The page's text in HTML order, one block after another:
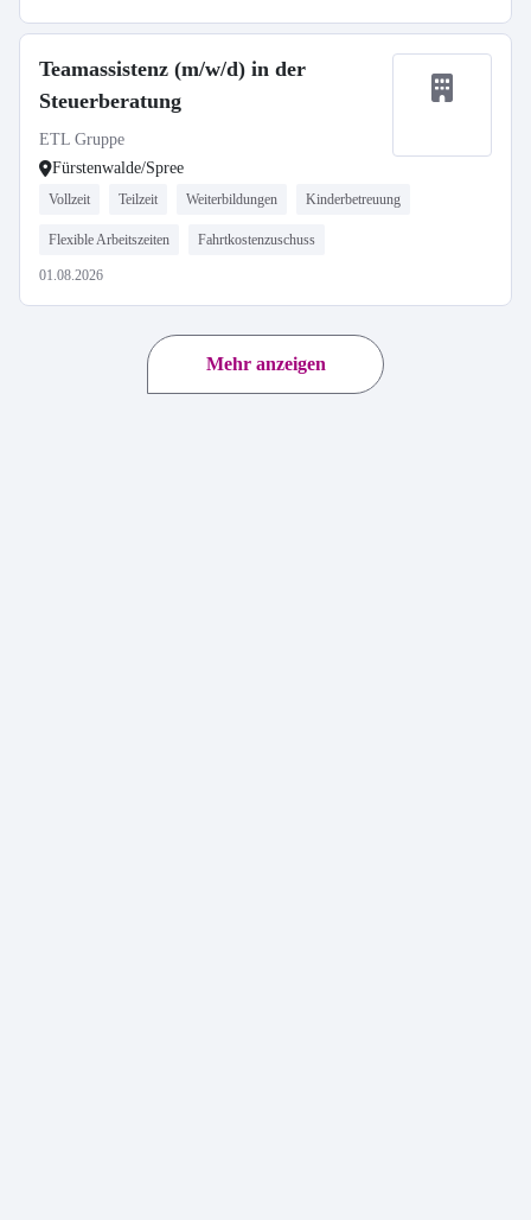
Teamassistenz (m/w/d) in der
Steuerberatung
ETL Gruppe
Fürstenwalde/Spree
Vollzeit Teilzeit Weiterbildungen Kinderbetreuung
Flexible Arbeitszeiten Fahrtkostenzuschuss
01.08.2026
Mehr anzeigen